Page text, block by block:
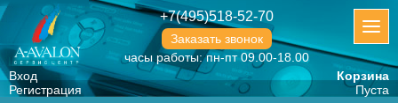
+7(495)518-52-70
Заказать звонок
часы работы: пн-пт 09.00-18.00
Вход
Регистрация
Корзина
Пуста